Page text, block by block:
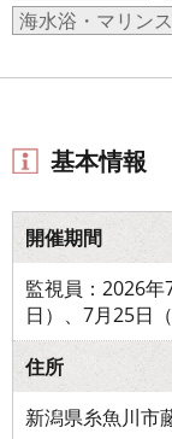
海水浴・マリン
基本情報
開催期間
監視員：2026
日）、7月25日
住所
新潟県糸魚川市